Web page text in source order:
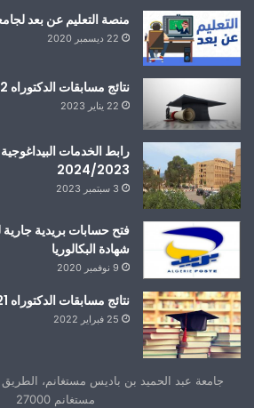
منصة التعليم عن بعد
22 ديسمبر 2020
نتائج مسابقات الدكتوراه 2022 ـ 2023
22 يناير 2023
رابط الخدمات
2024/2023
3 سبتمبر 2023
فتح حسابات بريدية
شهادة البكالوريا
9 نوفمبر 2020
نتائج مسابقات الدكتوراه 2021 ـ 2022
25 فبراير 2022
مستغانم 27000